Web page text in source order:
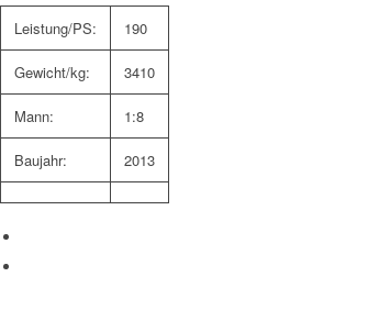
Leistung/PS: 190
Gewicht/kg: 3410
Mann: 1:8
Baujahr: 2013